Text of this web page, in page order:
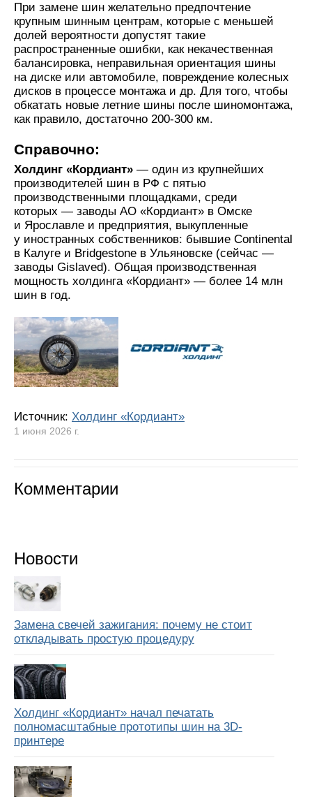
При замене шин желательно предпочтение
крупным шинным центрам, которые с меньшей
долей вероятности допустят такие
распространенные ошибки, как некачественная
балансировка, неправильная ориентация шины
на диске или автомобиле, повреждение колесных
дисков в процессе монтажа и др. Для того, чтобы
обкатать новые летние шины после шиномонтажа,
как правило, достаточно 200-300 км.
Справочно:
Холдинг «Кордиант» — один из крупнейших
производителей шин в РФ с пятью
производственными площадками, среди
которых — заводы АО «Кордиант» в Омске
и Ярославле и предприятия, выкупленные
у иностранных собственников: бывшие Continental
в Калуге и Bridgestone в Ульяновске (сейчас —
заводы Gislaved). Общая производственная
мощность холдинга «Кордиант» — более 14 млн
шин в год.
Источник: Холдинг «Кордиант»
1 июня 2026 г.
Комментарии
Новости
Замена свечей зажигания: почему не стоит
откладывать простую процедуру
Холдинг «Кордиант» начал печатать
полномасштабные прототипы шин на 3D-
принтере